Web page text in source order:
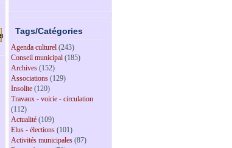
Tags/Catégories
Agenda culturel (243)
Conseil municipal (185)
Archives (152)
Associations (129)
Insolite (120)
Travaux - voirie - circulation
(112)
Actualité (109)
Elus - élections (101)
Activités municipales (87)